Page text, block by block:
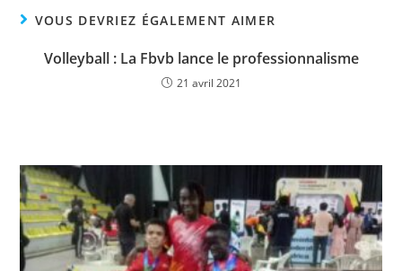
e
b
er s
A
y
Li
n
g
er
VOUS DEVRIEZ ÉGALEMENT AIMER
Volleyball : La Fbvb lance le professionnalisme
21 avril 2021